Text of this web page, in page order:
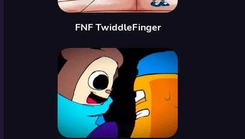
FNF TwiddleFinger